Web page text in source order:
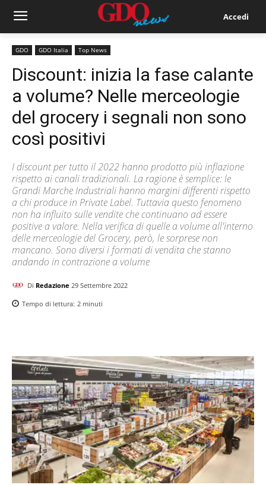
Accedi
GDO GDO Italia Top News
Discount: inizia la fase calante
a volume? Nelle merceologie
del grocery i segnali non sono
così positivi
I discount per tutto il 2022 hanno prodotto più inflazione
rispetto ai canali tradizionali. La ragione è semplice: le
Grandi Marche Industriali hanno margini differenti rispetto
a chi produce in Private Label. Tuttavia questo fenomeno
non ha influito sulle vendite che continuano ad essere
positive a valore. Nella verifica di quelle a volume all'interno
delle merceologie del Grocery, però, le sorprese non
mancano. Sono diversi i formati di vendita che stanno
andando in contrazione a volume
Di Redazione 29 Settembre 2022
Tempo di lettura: 2 minuti